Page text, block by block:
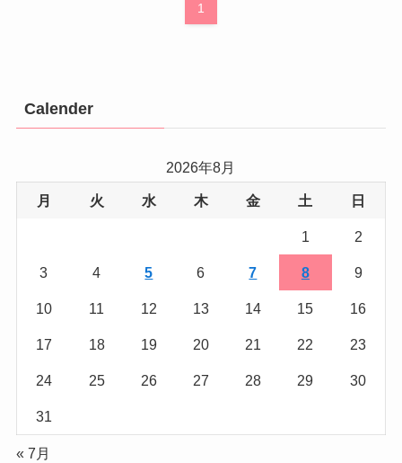
1
Calender
2026年8月
月 火 水 木 金 土 日
1 2
3 4 5 6 7 8 9
10 11 12 13 14 15 16
17 18 19 20 21 22 23
24 25 26 27 28 29 30
31
« 7月